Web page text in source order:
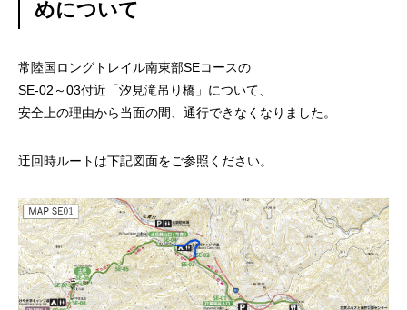
めについて
常陸国ロングトレイル南東部SEコースの
SE-02～03付近「汐見滝吊り橋」について、
安全上の理由から当面の間、通行できなくなりました。
迂回時ルートは下記図面をご参照ください。